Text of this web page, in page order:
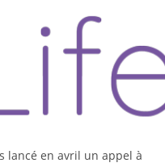
lancé en avril un appel à